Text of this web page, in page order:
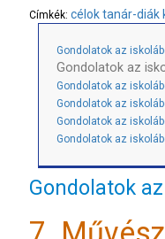
Címkék: céloktanár-diák
Gondolatok az
Gondolatok az
Gondolatok az
Gondolatok az
Gondolatok az
Gondolatok az
Gondolatok